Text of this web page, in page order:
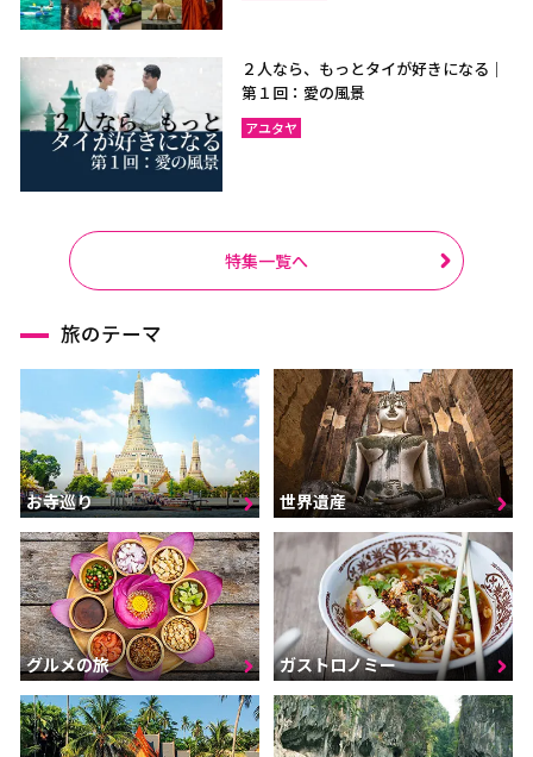
２人なら、もっとタイが好きになる｜
第１回：愛の風景
アユタヤ
特集一覧へ
旅のテーマ
お寺巡り 世界遺産
グルメの旅 ガストロノミー